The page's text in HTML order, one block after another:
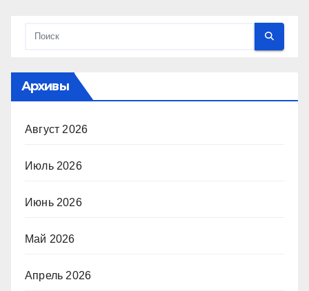
Архивы
Август 2026
Июль 2026
Июнь 2026
Май 2026
Апрель 2026